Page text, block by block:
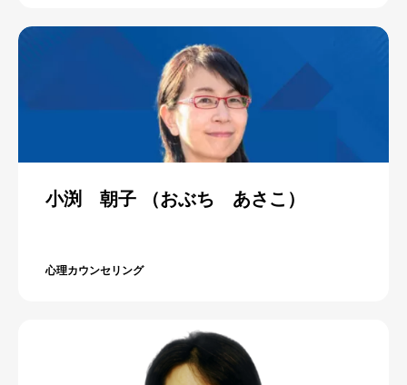
小渕 朝子 （おぶち あさこ）
心理カウンセリング